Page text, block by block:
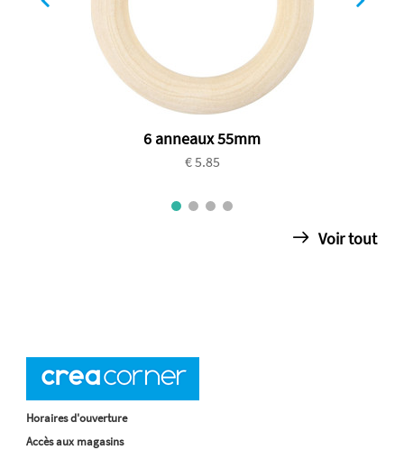
6 anneaux 55mm
€ 5.85
Voir tout
Horaires d'ouverture
Accès aux magasins